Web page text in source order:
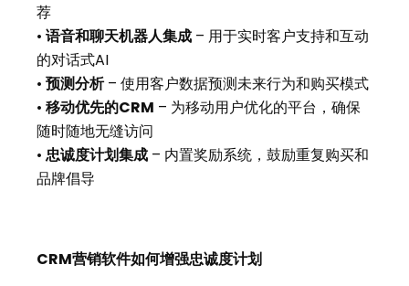
荐
• 语音和聊天机器人集成 – 用于实时客户支持和互动
的对话式AI
• 预测分析– 使用客户数据预测未来行为和购买模式
• 移动优先的CRM – 为移动用户优化的平台，确保
随时随地无缝访问
• 忠诚度计划集成 – 内置奖励系统，鼓励重复购买和
品牌倡导
CRM营销软件如何增强忠诚度计划